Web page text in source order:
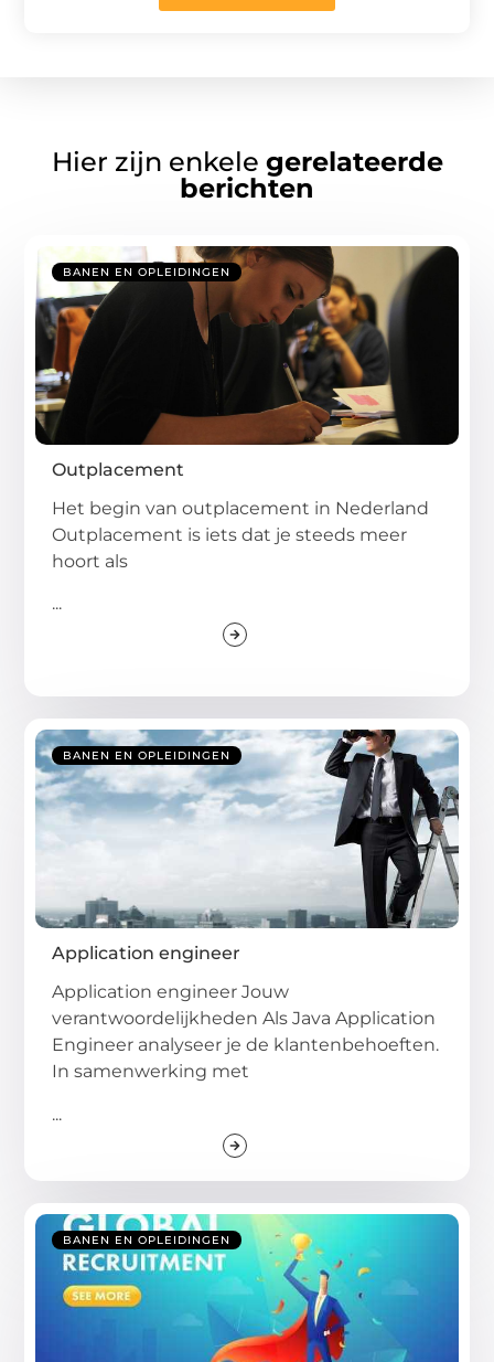
Hier zijn enkele gerelateerde
berichten
BANEN EN OPLEIDINGEN
Outplacement
Het begin van outplacement in Nederland
Outplacement is iets dat je steeds meer
hoort als
...
BANEN EN OPLEIDINGEN
Application engineer
Application engineer Jouw
verantwoordelijkheden Als Java Application
Engineer analyseer je de klantenbehoeften.
In samenwerking met
...
BANEN EN OPLEIDINGEN